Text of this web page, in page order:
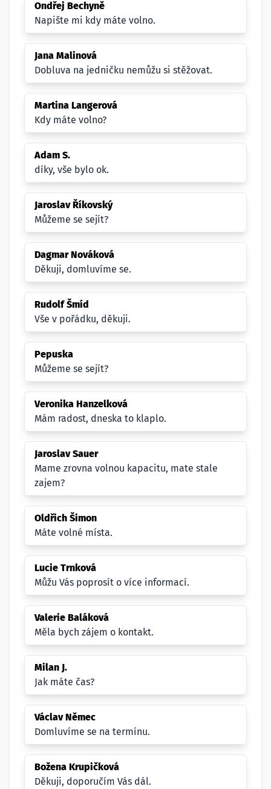
Ondřej Bechyně
Napište mi kdy máte volno.
Jana Malinová
Dobluva na jedničku nemůžu si stěžovat.
Martina Langerová
Kdy máte volno?
Adam S.
díky, vše bylo ok.
Jaroslav Říkovský
Můžeme se sejít?
Dagmar Nováková
Děkuji, domluvíme se.
Rudolf Šmíd
Vše v pořádku, děkuji.
Pepuska
Můžeme se sejít?
Veronika Hanzelková
Mám radost, dneska to klaplo.
Jaroslav Sauer
Mame zrovna volnou kapacitu, mate stale
zajem?
Oldřich Šimon
Máte volné místa.
Lucie Trnková
Můžu Vás poprosít o více informací.
Valerie Baláková
Měla bych zájem o kontakt.
Milan J.
Jak máte čas?
Václav Němec
Domluvíme se na termínu.
Božena Krupičková
Děkuji, doporučím Vás dál.